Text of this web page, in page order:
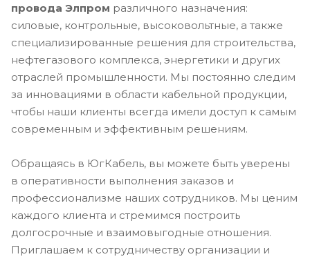
провода Элпром различного назначения:
силовые, контрольные, высоковольтные, а также
специализированные решения для строительства,
нефтегазового комплекса, энергетики и других
отраслей промышленности. Мы постоянно следим
за инновациями в области кабельной продукции,
чтобы наши клиенты всегда имели доступ к самым
современным и эффективным решениям.
Обращаясь в ЮгКабель, вы можете быть уверены
в оперативности выполнения заказов и
профессионализме наших сотрудников. Мы ценим
каждого клиента и стремимся построить
долгосрочные и взаимовыгодные отношения.
Приглашаем к сотрудничеству организации и